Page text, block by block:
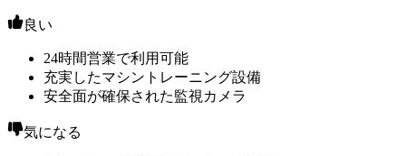
良い
24時間営業で利用可能
充実したマシントレーニング設備
安全面が確保された監視カメラ
気になる